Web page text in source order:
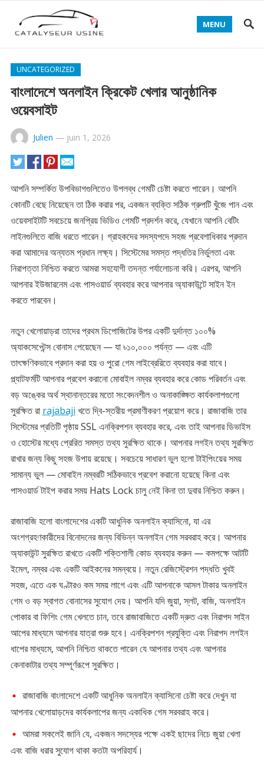
MENU
UNCATEGORIZED
বাংলাদেশে অনলাইন ক্রিকেট খেলার আনুষ্ঠানিক
ওয়েবসাইট
Julien — juin 1, 2026
আপনি সম্পর্কিত উপবিভাগগুলিতেও উপলব্ধ গেমটি চেষ্টা করতে পারেন। আপনি
কোনটি বেছে নিয়েছেন তা ঠিক করার পর, একজন ব্যক্তি সঠিক গ্রুপটি খুঁজে পান এবং
ওয়েবসাইটটি সবচেয়ে জনপ্রিয় ভিডিও গেমটি প্রদর্শন করে, যেখানে আপনি বেটিং
লাইনগুলিতে বাজি ধরতে পারেন। গ্রাহকদের সদস্যপদে সহজ প্রবেশাধিকার প্রদান
করা আমাদের অন্যতম প্রধান লক্ষ্য। সিস্টেমের সমস্ত পদ্ধতির নির্ভুলতা এবং
নিরাপত্তা নিশ্চিত করতে আমরা সহযোগী তদন্ত পর্যালোচনা করি। এরপর, আপনি
আপনার ইউজারনেম এবং পাসওয়ার্ড ব্যবহার করে আপনার অ্যাকাউন্টে সাইন ইন
করতে পারবেন।
নতুন খেলোয়াড়রা তাদের প্রথম ডিপোজিটের উপর একটি দুর্দান্ত ১০০%
অ্যাকসেপ্টেন্স বোনাস পেয়েছেন — যা ৳১০,০০০ পর্যন্ত — এবং এটি
তাৎক্ষণিকভাবে প্রদান করা হয় ও পুরো গেম লাইব্রেরিতে ব্যবহার করা যাবে।
প্ল্যাটফর্মটি আপনার প্রবেশ করানো মোবাইল নম্বর ব্যবহার করে কোড পরিবর্তন এবং
বড় অঙ্কের অর্থ স্থানান্তরের মতো সংবেদনশীল ও অনাকাঙ্ক্ষিত কার্যকলাপগুলো
সুরক্ষিত রা rajabaji খতে দ্বি-স্তরীয় প্রমাণীকরণ প্রয়োগ করে। রাজাবাজি তার
সিস্টেমের প্রতিটি পৃষ্ঠায় SSL এনক্রিপশন ব্যবহার করে, এবং তাই আপনার ডিভাইস
ও হোস্টের মধ্যে প্রেরিত সমস্ত তথ্য সুরক্ষিত থাকে। আপনার লগইন তথ্য সুরক্ষিত
রাখার জন্য কিছু সহজ উপায় রয়েছে। সবচেয়ে সাধারণ ভুল হলো টাইপিংয়ের সময়
সামান্য ভুল — মোবাইল নম্বরটি সঠিকভাবে প্রবেশ করানো হয়েছে কিনা এবং
পাসওয়ার্ড টাইপ করার সময় Hats Lock চালু নেই কিনা তা দুবার নিশ্চিত করুন।
রাজাবাজি হলো বাংলাদেশের একটি আধুনিক অনলাইন ক্যাসিনো, যা এর
অংশগ্রহণকারীদের বিনোদনের জন্য বিভিন্ন অনলাইন গেম সরবরাহ করে। আপনার
অ্যাকাউন্ট সুরক্ষিত রাখতে একটি শক্তিশালী কোড ব্যবহার করুন — কমপক্ষে আটটি
ইমেল, নম্বর এবং একটি আইকনের সমন্বয়ে। নতুন রেজিস্ট্রেশন পদ্ধতি খুবই
সহজ, এতে এক ঘণ্টারও কম সময় লাগে এবং এটি আপনাকে আসল টাকার অনলাইন
গেম ও বড় স্বাগত বোনাসের সুযোগ দেয়। আপনি যদি জুয়া, স্লট, বাজি, অনলাইন
পোকার বা ফিশিং গেম খেলতে চান, তবে রাজাবাজিতে একটি দ্রুত এবং নিরাপদ সাইন
আপের মাধ্যমে আপনার যাত্রা শুরু হবে। এনক্রিপশন প্রযুক্তি এবং নিরাপদ লগইন
ধাপের মাধ্যমে, আপনি নিশ্চিত থাকতে পারেন যে আপনার তথ্য এবং আপনার
কেনাকাটার তথ্য সম্পূর্ণরূপে সুরক্ষিত।
রাজাবাজি বাংলাদেশে একটি আধুনিক অনলাইন ক্যাসিনো চেষ্টা করে দেখুন যা
আপনার খেলোয়াড়দের কার্যকলাপের জন্য একাধিক গেম সরবরাহ করে।
আমরা সকলেই জানি যে, একজন সদস্যের পক্ষে একই ছাদের নিচে জুয়া খেলা
এবং বাজি ধরার সুযোগ থাকা কতটা অপরিহার্য।